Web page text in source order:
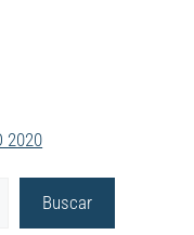
2020
Buscar